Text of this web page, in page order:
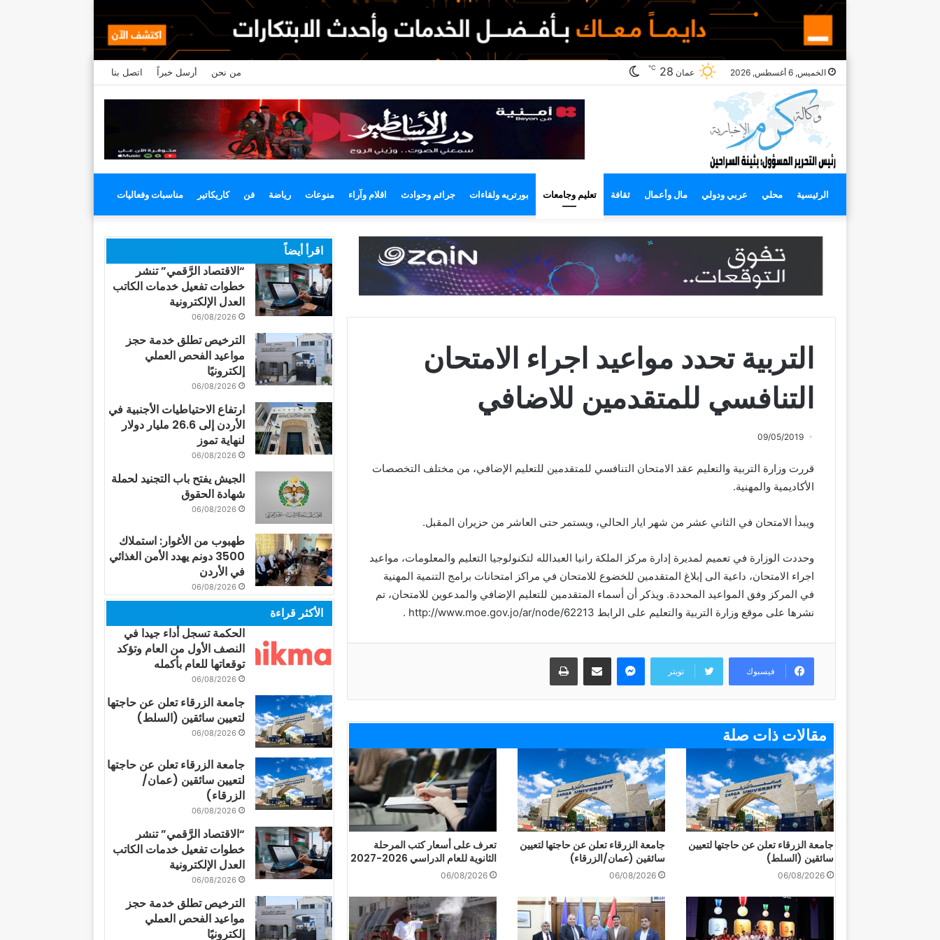
الخميس, 6 أغسطس, 2026
الوضع
عمان 28
℃ من نحن أرسل خبراً اتصل بنا
الرئيسية محلي عربي ودولي مال وأعمال ثقافة تعليم وجامعات بورتريه ولقاءات جرائم وحوادث اقلام وآراء منوعات رياضة فن كاريكاتير مناسبات وفعاليات
التربية تحدد مواعيد اجراء الامتحان
التنافسي للمتقدمين للاضافي
09/05/2019
قررت وزارة التربية والتعليم عقد الامتحان التنافسي للمتقدمين للتعليم الإضافي، من مختلف التخصصات
الأكاديمية والمهنية.
ويبدأ الامتحان في الثاني عشر من شهر ايار الحالي، ويستمر حتى العاشر من حزيران المقبل.
وحددت الوزارة في تعميم لمديرة إدارة مركز الملكة رانيا العبدالله لتكنولوجيا التعليم والمعلومات، مواعيد
اجراء الامتحان، داعية الى إبلاغ المتقدمين للخضوع للامتحان في مراكز امتحانات برامج التنمية المهنية
في المركز وفق المواعيد المحددة. ويذكر أن أسماء المتقدمين للتعليم الإضافي والمدعوين للامتحان، تم
نشرها على موقع وزارة التربية والتعليم على الرابط http://www.moe.gov.jo/ar/node/62213 .
فيسبوك تويتر
ماسنجر مشاركة عبر البريد طباعة
مقالات ذات صلة
جامعة الزرقاء تعلن عن حاجتها لتعيين
سائقين (السلط)
06/08/2026
جامعة الزرقاء تعلن عن حاجتها لتعيين
سائقين (عمان/الزرقاء)
06/08/2026
تعرف على أسعار كتب المرحلة
الثانوية للعام الدراسي 2026-2027
06/08/2026
اقرأ أيضاً
“الاقتصاد الرَّقمي” تنشر
خطوات تفعيل خدمات الكاتب
العدل الإلكترونية
06/08/2026
الترخيص تطلق خدمة حجز
مواعيد الفحص العملي
إلكترونيًا
06/08/2026
ارتفاع الاحتياطيات الأجنبية في
الأردن إلى 26.6 مليار دولار
لنهاية تموز
06/08/2026
الجيش يفتح باب التجنيد لحملة
شهادة الحقوق
06/08/2026
طهبوب من الأغوار: استملاك
3500 دونم يهدد الأمن الغذائي
في الأردن
06/08/2026
الأكثر قراءة
الحكمة تسجل أداء جيدا في
النصف الأول من العام وتؤكد
توقعاتها للعام بأكمله
06/08/2026
جامعة الزرقاء تعلن عن حاجتها
لتعيين سائقين (السلط)
06/08/2026
جامعة الزرقاء تعلن عن حاجتها
لتعيين سائقين (عمان/
الزرقاء)
06/08/2026
“الاقتصاد الرَّقمي” تنشر
خطوات تفعيل خدمات الكاتب
العدل الإلكترونية
06/08/2026
الترخيص تطلق خدمة حجز
مواعيد الفحص العملي
إلكترونيًا